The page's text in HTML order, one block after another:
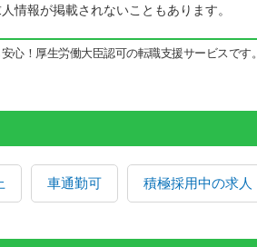
情報が掲載されないこともあります。
心！厚生労働大臣認可の転職支援サービスです。
車通勤可 積極採用中の求人